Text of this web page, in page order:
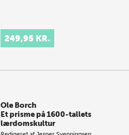
249,95 KR.
Ole Borch
Et prisme på 1600-tallets
lærdomskultur